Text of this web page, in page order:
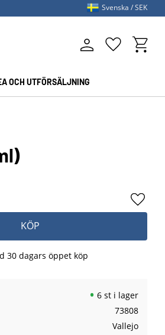
OCH UTFÖRSÄLJNING
Favoriter
Svenska SEK
KÖP
Lägg
30 dagars öppet köp
6 st i lager
73808
Vallejo